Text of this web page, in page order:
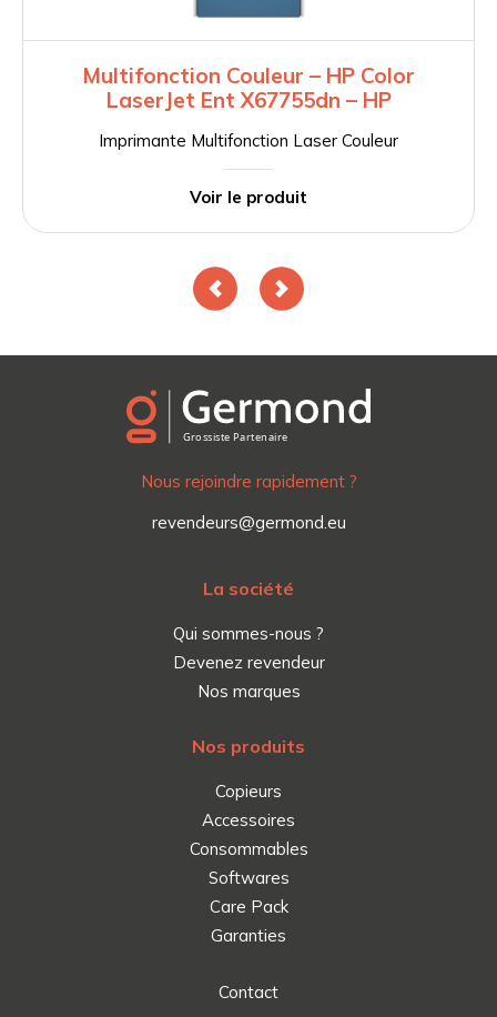
Multifonction Couleur – HP Color
LaserJet Ent X67755dn – HP
Imprimante Multifonction Laser Couleur
Voir le produit
Nous rejoindre rapidement ?
revendeurs@germond.eu
La société
Qui sommes-nous ?
Devenez revendeur
Nos marques
Nos produits
Copieurs
Accessoires
Consommables
Softwares
Care Pack
Garanties
Contact